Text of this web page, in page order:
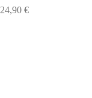
24,90 €